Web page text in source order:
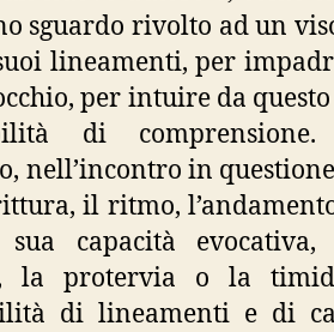
sguardo rivolto ad un
lineamenti, per
per intuire da
di comprensione.
nell’incontro in
il ritmo,
capacità
la protervia o la
di lineamenti e di